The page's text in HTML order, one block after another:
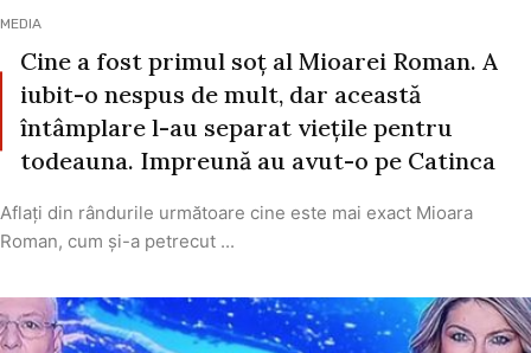
MEDIA
Cine a fost primul soț al Mioarei Roman. A
iubit-o nespus de mult, dar această
întâmplare l-au separat viețile pentru
todeauna. Impreună au avut-o pe Catinca
Aflați din rândurile următoare cine este mai exact Mioara
Roman, cum și-a petrecut ...